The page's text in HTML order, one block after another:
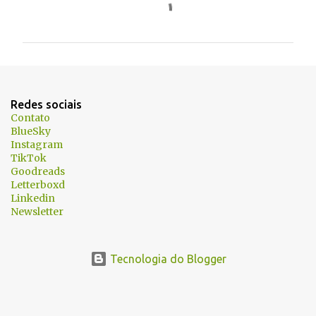
á
r
i
o
s
Redes sociais
Contato
BlueSky
Instagram
TikTok
Goodreads
Letterboxd
Linkedin
Newsletter
Tecnologia do Blogger